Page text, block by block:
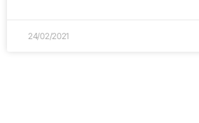
24/02/2021